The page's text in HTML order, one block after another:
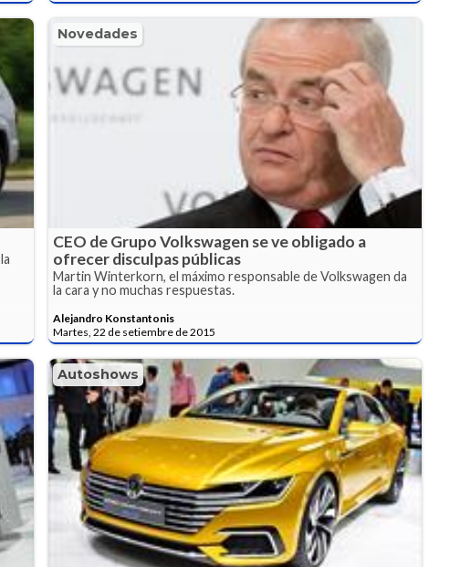
Novedades
CEO de Grupo Volkswagen se ve obligado a
ofrecer disculpas públicas
Martin Winterkorn, el máximo responsable de Volkswagen da
la cara y no muchas respuestas.
Alejandro Konstantonis
Martes, 22 de setiembre de 2015
Autoshows